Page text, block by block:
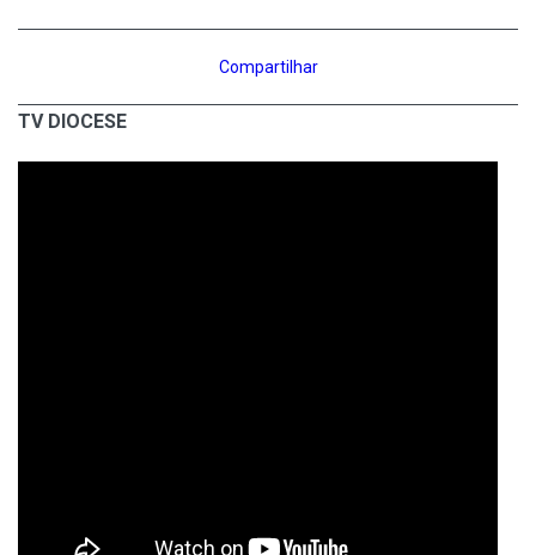
Compartilhar
TV DIOCESE